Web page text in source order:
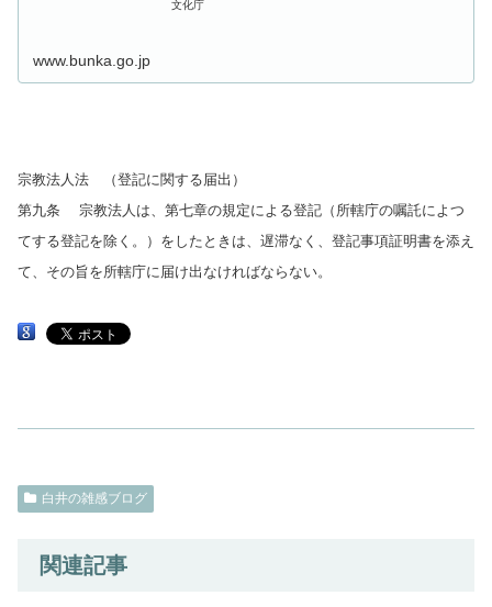
文化庁
www.bunka.go.jp
宗教法人法 （登記に関する届出）
第九条 宗教法人は、第七章の規定による登記（所轄庁の嘱託によつ
てする登記を除く。）をしたときは、遅滞なく、登記事項証明書を添え
て、その旨を所轄庁に届け出なければならない。
白井の雑感ブログ
関連記事